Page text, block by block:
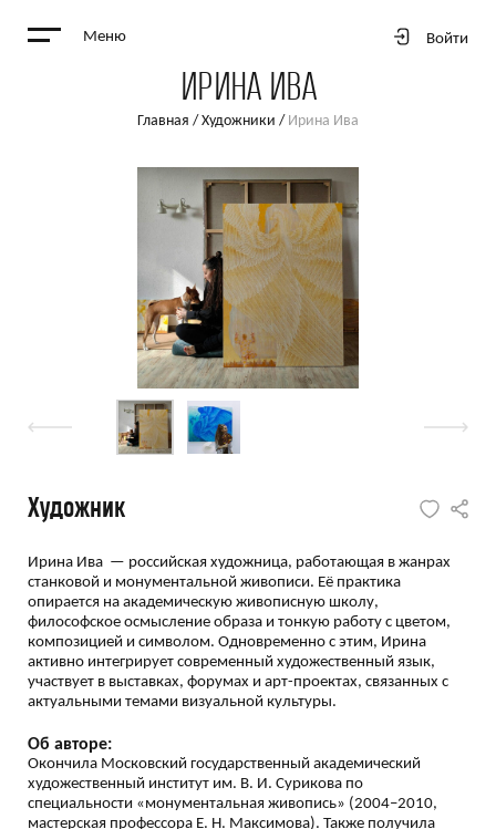
Меню Войти
ИРИНА ИВА
Главная / Художники / Ирина Ива
Художник
Ирина Ива — российская художница, работающая в жанрах
станковой и монументальной живописи. Её практика
опирается на академическую живописную школу,
философское осмысление образа и тонкую работу с цветом,
композицией и символом. Одновременно с этим, Ирина
активно интегрирует современный художественный язык,
участвует в выставках, форумах и арт-проектах, связанных с
актуальными темами визуальной культуры.
Об авторе:
Окончила Московский государственный академический
художественный институт им. В. И. Сурикова по
специальности «монументальная живопись» (2004–2010,
мастерская профессора Е. Н. Максимова). Также получила